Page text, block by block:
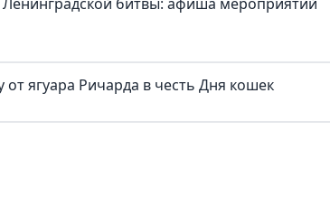
от ягуара Ричарда в честь Дня кошек